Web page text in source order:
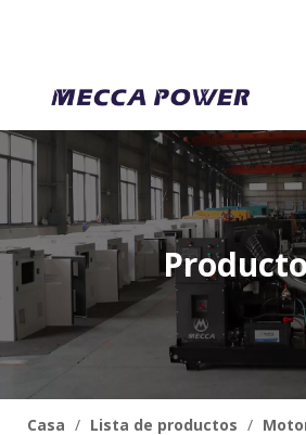
Casa / Lista de productos /
generadores diesel
85KVA DCEC Cummins 6BT5.9-G1